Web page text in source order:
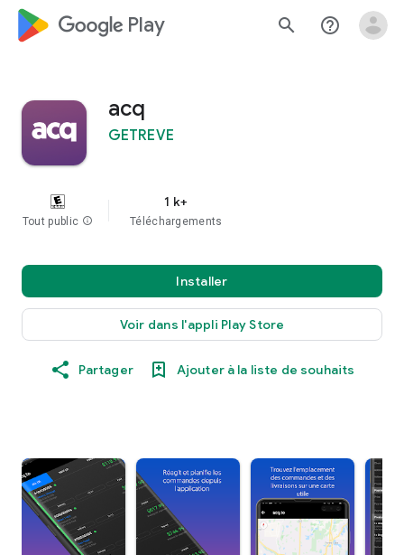
google_logo Play search help_outline
acq
GETREVE
Tout public info
1 k+
Téléchargements
Installer
Voir dans l'appli Play Store
Partager Ajouter à la liste de souhaits